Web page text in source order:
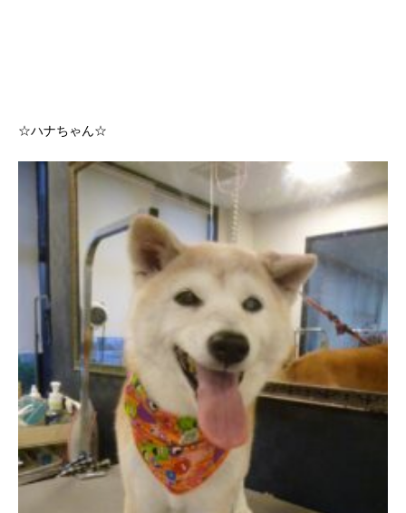
☆ハナちゃん☆